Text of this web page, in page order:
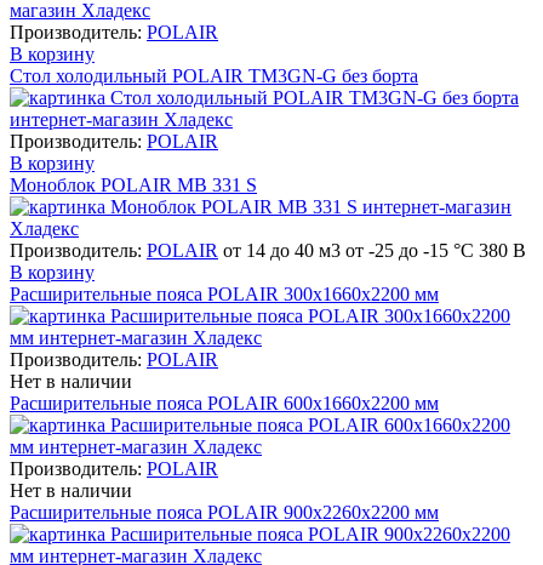
Производитель: POLAIR
В корзину
Стол холодильный POLAIR TM3GN-G без борта
Производитель: POLAIR
В корзину
Моноблок POLAIR MB 331 S
Производитель: POLAIR от 14 до 40 м​3 от -25 до -15 °C 380 В
В корзину
Расширительные пояса POLAIR 300х1660х2200 мм
Производитель: POLAIR
Нет в наличии
Расширительные пояса POLAIR 600х1660х2200 мм
Производитель: POLAIR
Нет в наличии
Расширительные пояса POLAIR 900х2260х2200 мм